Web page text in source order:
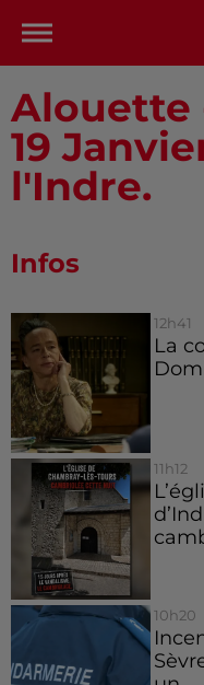
Alouette
19
l'Indre.
Infos
12h41
La
11h12
10h20